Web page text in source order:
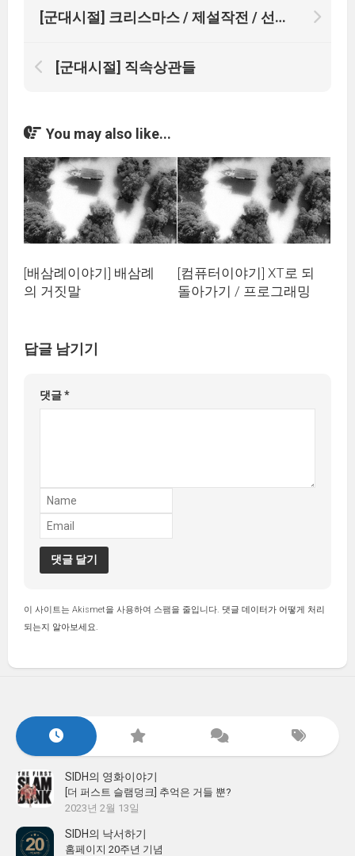
[군대시절] 크리스마스 / 제설작전 / 선임하사님
[군대시절] 직속상관들
You may also like...
[배삼례이야기] 배삼례
의 거짓말
[컴퓨터이야기] XT로 되
돌아가기 / 프로그래밍
답글 남기기
댓글*
이 사이트는 Akismet을 사용하여 스팸을 줄입니다. 댓글 데이터가 어떻게 처리
되는지 알아보세요.
SIDH의 영화이야기
[더 퍼스트 슬램덩크] 추억은 거들 뿐?
2023년 2월 13일
SIDH의 낙서하기
홈페이지 20주년 기념